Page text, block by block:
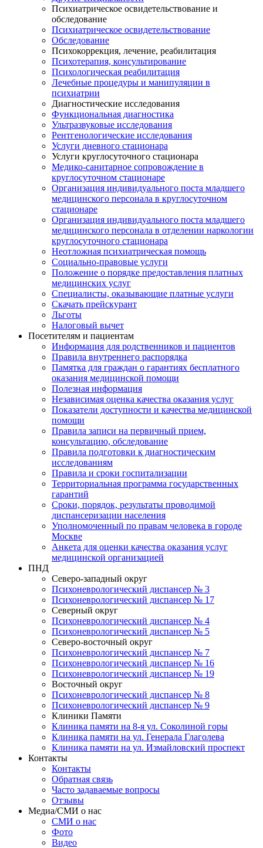
Психиатрическое освидетельствование и
обследование
Психиатрическое освидетельствование
Обследование
Психокоррекция, лечение, реабилитация
Психотерапия, консультирование
Психологическая реабилитация
Лечебные процедуры и манипуляции в
психиатрии
Диагностические исследования
Функциональная диагностика
Ультразвуковые исследования
Рентгенологические исследования
Услуги дневного стационара
Услуги круглосуточного стационара
Медико-санитарное сопровождение в
круглосуточном стационаре
Организация индивидуального поста младшего
медицинского персонала в круглосуточном
стационаре
Организация индивидуального поста младшего
медицинского персонала в отделении наркологии
круглосуточного стационара
Неотложная психиатрическая помощь
Социально-правовые услуги
Положение о порядке предоставления платных
медицинских услуг
Специалисты, оказывающие платные услуги
Скачать прейскурант
Льготы
Налоговый вычет
Посетителям и пациентам
Информация для родственников и пациентов
Правила внутреннего распорядка
Памятка для граждан о гарантиях бесплатного
оказания медицинской помощи
Полезная информация
Независимая оценка качества оказания услуг
Показатели доступности и качества медицинской
помощи
Правила записи на первичный прием,
консультацию, обследование
Правила подготовки к диагностическим
исследованиям
Правила и сроки госпитализации
Территориальная программа государственных
гарантий
Сроки, порядок, результаты проводимой
диспансеризации населения
Уполномоченный по правам человека в городе
Москве
Анкета для оценки качества оказания услуг
медицинской организацией
ПНД
Северо-западный округ
Психоневрологический диспансер № 3
Психоневрологический диспансер № 17
Северный округ
Психоневрологический диспансер № 4
Психоневрологический диспансер № 5
Северо-восточный округ
Психоневрологический диспансер № 7
Психоневрологический диспансер № 16
Психоневрологический диспансер № 19
Восточный округ
Психоневрологический диспансер № 8
Психоневрологический диспансер № 9
Клиники Памяти
Клиника памяти на 8-я ул. Соколиной горы
Клиника памяти на ул. Генерала Глаголева
Клиника памяти на ул. Измайловский проспект
Контакты
Контакты
Обратная связь
Часто задаваемые вопросы
Отзывы
Медиа/СМИ о нас
СМИ о нас
Фото
Видео